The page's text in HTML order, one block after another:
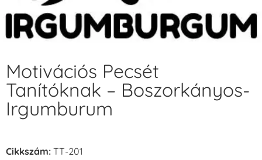
Motivációs Pecsét
Tanítóknak – Boszorkányos-
Irgumburum
Cikkszám: TT-201